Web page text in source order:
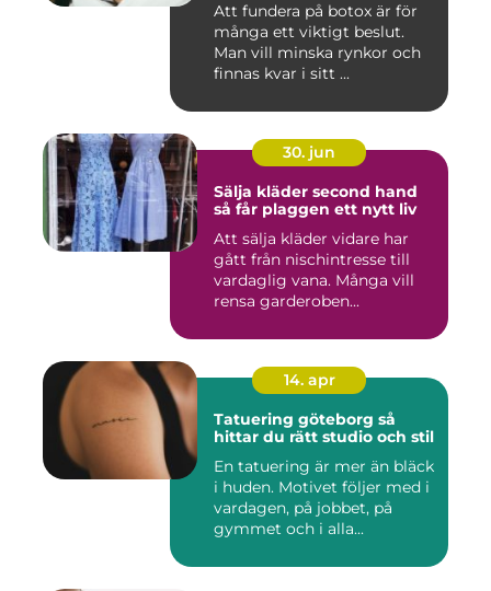
Att fundera på botox är för
många ett viktigt beslut.
Man vill minska rynkor och
finnas kvar i sitt ...
30. jun
Sälja kläder second hand
så får plaggen ett nytt liv
Att sälja kläder vidare har
gått från nischintresse till
vardaglig vana. Många vill
rensa garderoben...
14. apr
Tatuering göteborg så
hittar du rätt studio och stil
En tatuering är mer än bläck
i huden. Motivet följer med i
vardagen, på jobbet, på
gymmet och i alla...